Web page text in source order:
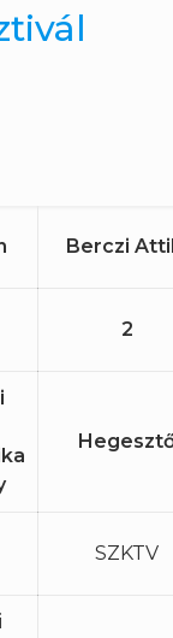
Berczi
2
SZKTV